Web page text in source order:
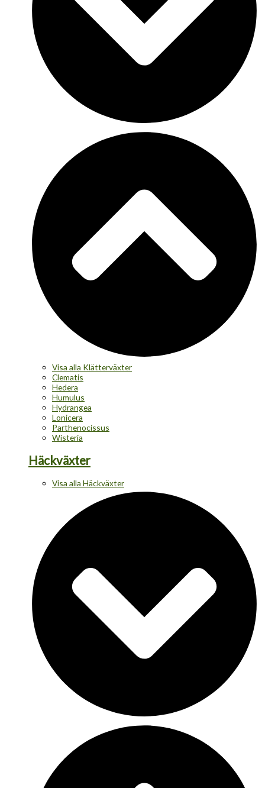
Visa alla Klätterväxter
Clematis
Hedera
Humulus
Hydrangea
Lonicera
Parthenocissus
Wisteria
Häckväxter
Visa alla Häckväxter